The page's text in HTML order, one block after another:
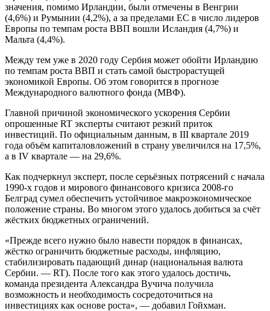
значения, помимо Ирландии, были отмечены в Венгрии
(4,6%) и Румынии (4,2%), а за пределами ЕС в число лидеров
Европы по темпам роста ВВП вошли Исландия (4,7%) и
Мальта (4,4%).
Между тем уже в 2020 году Сербия может обойти Ирландию
по темпам роста ВВП и стать самой быстрорастущей
экономикой Европы. Об этом говорится в прогнозе
Международного валютного фонда (МВФ).
Главной причиной экономического ускорения Сербии
опрошенные RT эксперты считают резкий приток
инвестиций. По официальным данным, в III квартале 2019
года объём капиталовложений в страну увеличился на 17,5%,
а в IV квартале — на 29,6%.
Как подчеркнул эксперт, после серьёзных потрясений с начала
1990-х годов и мирового финансового кризиса 2008-го
Белград сумел обеспечить устойчивое макроэкономическое
положение страны. Во многом этого удалось добиться за счёт
жёстких бюджетных ограничений.
«Прежде всего нужно было навести порядок в финансах,
жёстко ограничить бюджетные расходы, инфляцию,
стабилизировать падающий динар (национальная валюта
Сербии. — RT). После того как этого удалось достичь,
команда президента Александра Вучича получила
возможность и необходимость сосредоточиться на
инвестициях как основе роста», — добавил Гойхман.